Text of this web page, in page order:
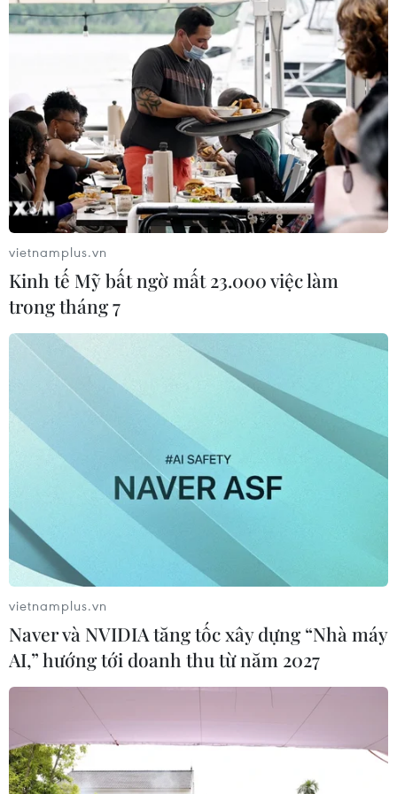
22/07/2026 03:14
Khánh thành chùa Hoa Nghiêm tại
Đông Bắc Thái Lan, gìn giữ bản sắc
văn hóa Việt
21/07/2026 22:44
Lưu học sinh Việt Nam tại Thái Lan
về nguồn theo dấu chân Bác Hồ
20/07/2026 15:46
Xem thêm
CƠ QUAN CHỦ QUẢN: THÔNG TẤN XÃ VIỆT NAM
Tổng Biên tập: TRẦN TIẾN DUẨN
Phó Tổng Biên tập: NGUYỄN THỊ TÁM, KHÚC THANH
THỦY
Sở hữu trí tuệ
Quy định sử dụng
RSS
Hỗ trợ
Liên hệ
vietnamplus.vn
Kinh tế Mỹ bất ngờ mất 23.000 việc làm
trong tháng 7
vietnamplus.vn
Naver và NVIDIA tăng tốc xây dựng “Nhà máy
AI,” hướng tới doanh thu từ năm 2027